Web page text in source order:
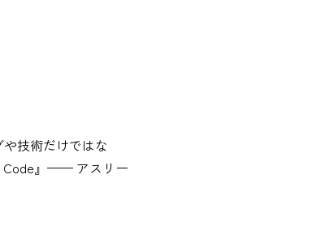
技術だけではな
Code』—— アスリー